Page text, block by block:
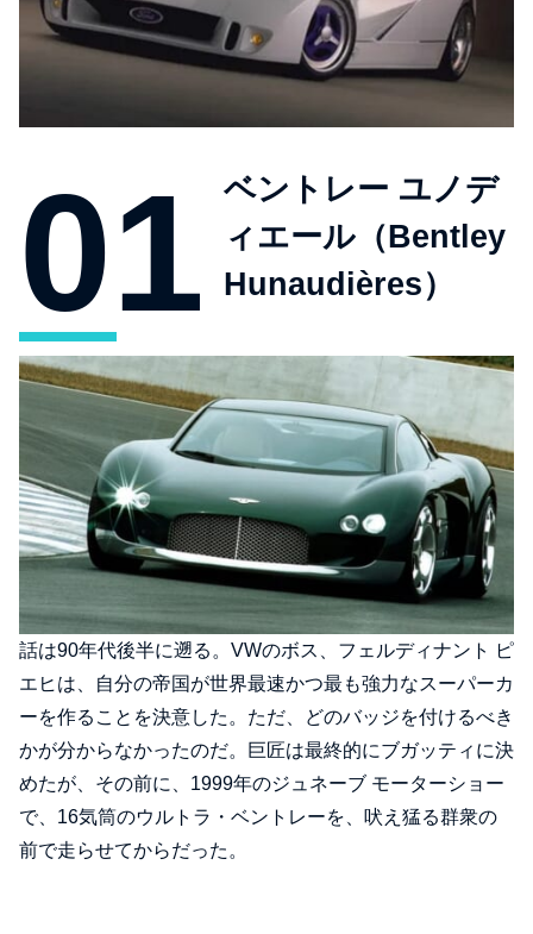
ベントレー ユノデ
ィエール（Bentley
Hunaudières）
話は90年代後半に遡る。VWのボス、フェルディナント ピ
エヒは、自分の帝国が世界最速かつ最も強力なスーパーカ
ーを作ることを決意した。ただ、どのバッジを付けるべき
かが分からなかったのだ。巨匠は最終的にブガッティに決
めたが、その前に、1999年のジュネーブ モーターショー
で、16気筒のウルトラ・ベントレーを、吠え猛る群衆の
前で走らせてからだった。